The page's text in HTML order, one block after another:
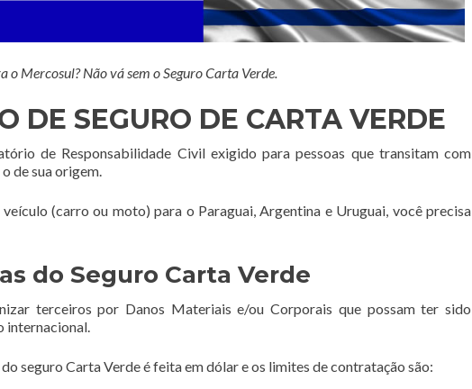
o Mercosul? Não vá sem o Seguro Carta Verde.
DE SEGURO DE CARTA VERDE
de Responsabilidade Civil exigido para pessoas que transitam com
de sua origem.
(carro ou moto) para o Paraguai, Argentina e Uruguai, você precisa
do Seguro Carta Verde
terceiros por Danos Materiais e/ou Corporais que possam ter sido
internacional.
seguro Carta Verde é feita em dólar e os limites de contratação são: